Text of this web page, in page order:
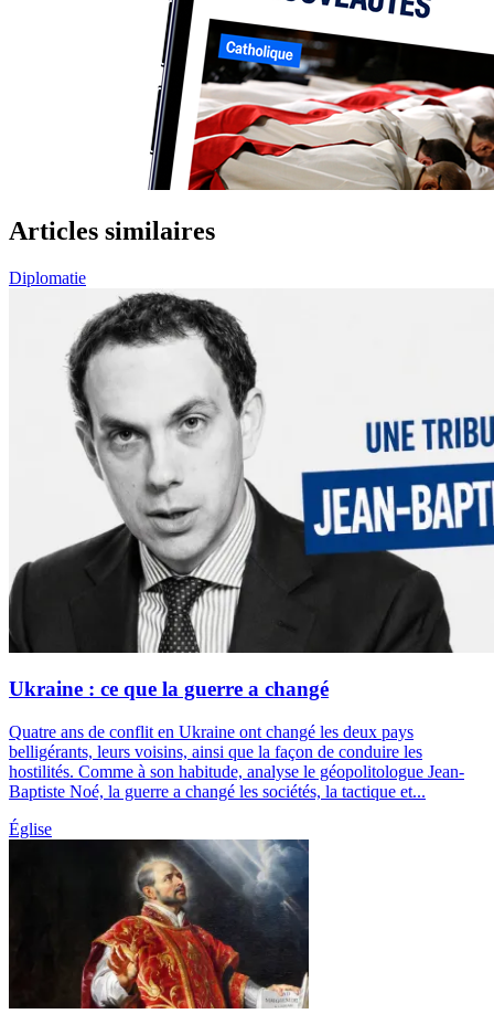
Articles similaires
Diplomatie
Ukraine : ce que la guerre a changé
Quatre ans de conflit en Ukraine ont changé les deux pays
belligérants, leurs voisins, ainsi que la façon de conduire les
hostilités. Comme à son habitude, analyse le géopolitologue Jean-
Baptiste Noé, la guerre a changé les sociétés, la tactique et...
Église